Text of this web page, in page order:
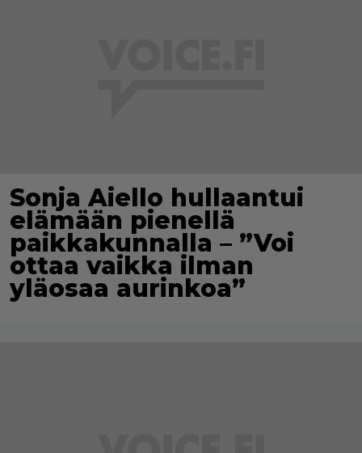
Sonja Aiello hullaantui
elämään pienellä
paikkakunnalla – ”Voi
ottaa vaikka ilman
yläosaa aurinkoa”